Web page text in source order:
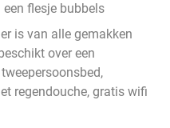
een flesje bubbels
is van alle gemakken
over een
regendouche, gratis wifi